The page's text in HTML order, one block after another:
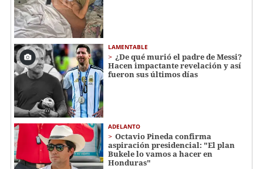
LAMENTABLE
¿De qué murió el padre de Messi?
Hacen impactante revelación y así
fueron sus últimos días
ADELANTO
Octavio Pineda confirma
aspiración presidencial: "El plan
Bukele lo vamos a hacer en
Honduras"